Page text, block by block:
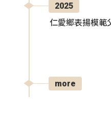
2025
仁愛鄉表揚模範
more